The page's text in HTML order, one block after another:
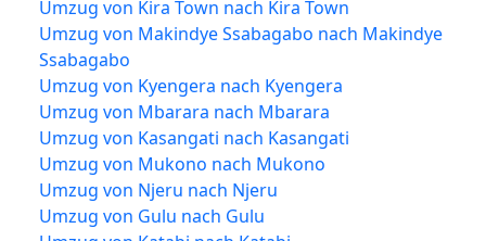
Umzug von Kira Town nach Kira Town
Umzug von Makindye Ssabagabo nach Makindye
Ssabagabo
Umzug von Kyengera nach Kyengera
Umzug von Mbarara nach Mbarara
Umzug von Kasangati nach Kasangati
Umzug von Mukono nach Mukono
Umzug von Njeru nach Njeru
Umzug von Gulu nach Gulu